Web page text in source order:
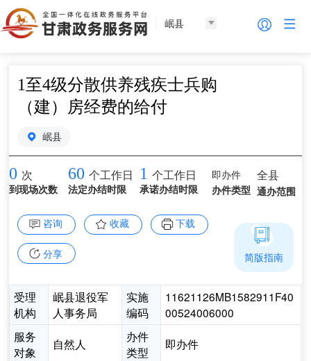
岷县
1至4级分散供养残疾士兵购
（建）房经费的给付
岷县
0 次
到现场次数
60 个工作日
法定办结时限
1 个工作日
承诺办结时限
即办件
办件类型
全县
通办范围
咨询 收藏 下载
分享
受理
机构
岷县退役军
人事务局
实施
编码
11621126MB1582911F40
00524006000
服务
对象
自然人
办件
类型
即办件
简版指南